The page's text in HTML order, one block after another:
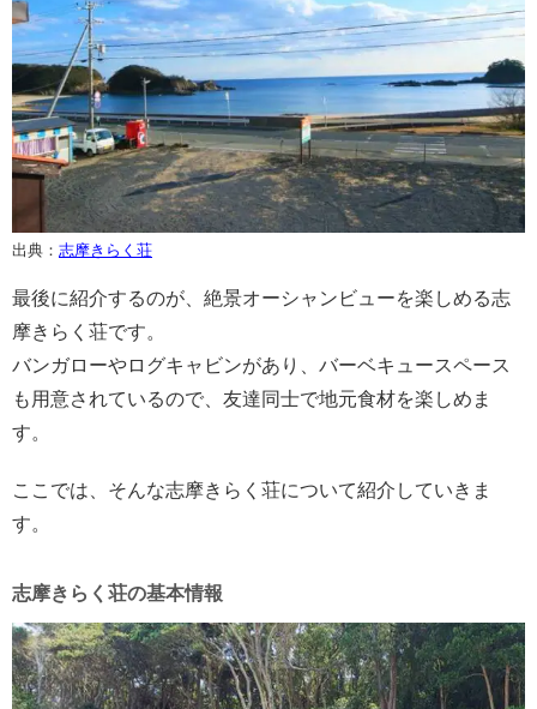
出典： 志摩きらく荘
最後に紹介するのが、絶景オーシャンビューを楽しめる志
摩きらく荘です。
バンガローやログキャビンがあり、バーベキュースペース
も用意されているので、友達同士で地元食材を楽しめま
す。
ここでは、そんな志摩きらく荘について紹介していきま
す。
志摩きらく荘の基本情報